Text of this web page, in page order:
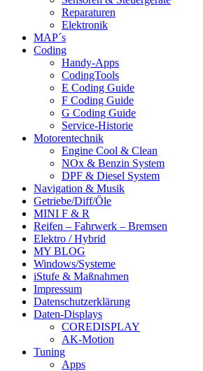
Reparaturen
Elektronik
MAP´s
Coding
Handy-Apps
CodingTools
E Coding Guide
F Coding Guide
G Coding Guide
Service-Historie
Motorentechnik
Engine Cool & Clean
NOx & Benzin System
DPF & Diesel System
Navigation & Musik
Getriebe/Diff/Öle
MINI F & R
Reifen – Fahrwerk – Bremsen
Elektro / Hybrid
MY BLOG
Windows/Systeme
iStufe & Maßnahmen
Impressum
Datenschutzerklärung
Daten-Displays
COREDISPLAY
AK-Motion
Tuning
Apps